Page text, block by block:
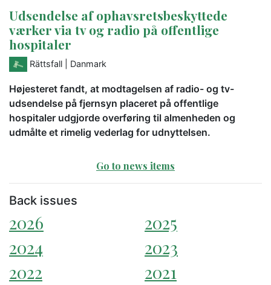
Udsendelse af ophavsretsbeskyttede
værker via tv og radio på offentlige
hospitaler
Rättsfall | Danmark
Højesteret fandt, at modtagelsen af radio- og tv-
udsendelse på fjernsyn placeret på offentlige
hospitaler udgjorde overføring til almenheden og
udmålte et rimelig vederlag for udnyttelsen.
Go to news items
Back issues
2026
2025
2024
2023
2022
2021